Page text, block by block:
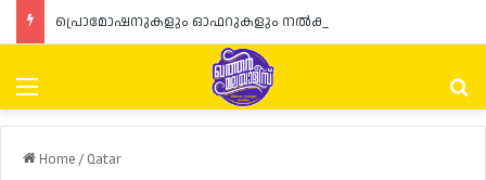
Menu
Home/ Qatar